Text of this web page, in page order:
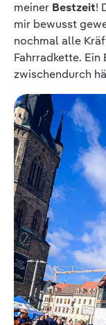
meiner Bestzeit!
mir bewusst
nochmal alle
Fahrradkette.
zwischendurch